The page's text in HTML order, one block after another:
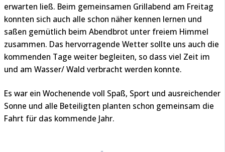
erwarten ließ. Beim gemeinsamen Grillabend am Freitag
konnten sich auch alle schon näher kennen lernen und
saßen gemütlich beim Abendbrot unter freiem Himmel
zusammen. Das hervorragende Wetter sollte uns auch die
kommenden Tage weiter begleiten, so dass viel Zeit im
und am Wasser/ Wald verbracht werden konnte.
Es war ein Wochenende voll Spaß, Sport und ausreichender
Sonne und alle Beteiligten planten schon gemeinsam die
Fahrt für das kommende Jahr.